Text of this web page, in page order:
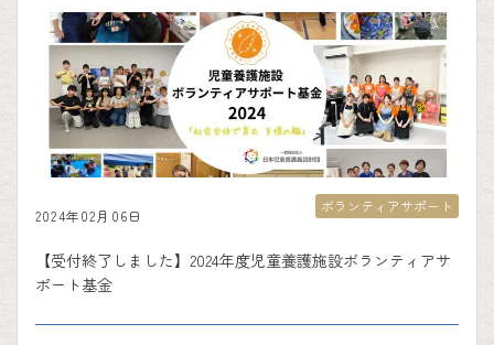
2024年02月06日
【受付終了しました】2024年度児童養護施設ボランティアサ
ポート基金
ボランティアサポート